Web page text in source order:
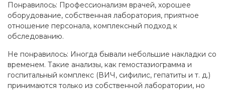
Понравилось: Профессионализм врачей, хорошее
оборудование, собственная лаборатория, приятное
отношение персонала, комплексный подход к
обследованию.
Не понравилось: Иногда бывали небольшие накладки со
временем. Такие анализы, как гемостазиограмма и
госпитальный комплекс (ВИЧ, сифилис, гепатиты и т. д.)
принимаются только из собственной лаборатории, но